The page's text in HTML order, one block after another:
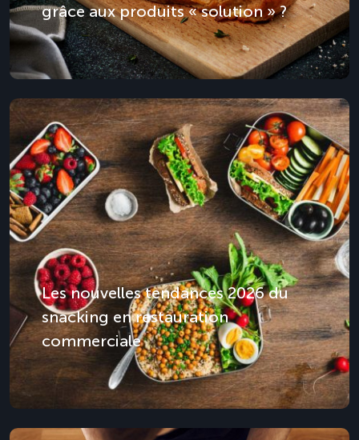
grâce aux produits « solution » ?
Les nouvelles tendances 2026 du
snacking en restauration
commerciale